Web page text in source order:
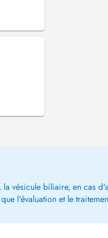
vésicule biliaire, en cas
l'évaluation et le